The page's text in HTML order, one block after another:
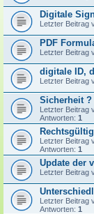
Digitale
Letzter Beitrag
PDF
Letzter Beitrag
digitale ID,
Letzter Beitrag
Sicherheit ?
Letzter Beitrag
Antworten: 1
Letzter Beitrag
Antworten: 1
Update der
Letzter Beitrag
Letzter Beitrag
Antworten: 1